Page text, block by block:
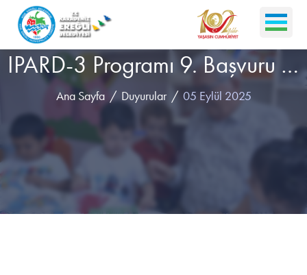
IPARD-3 Programı 9. Başvuru Çağrı İlanı
Ana Sayfa Duyurular 05 Eylül 2025